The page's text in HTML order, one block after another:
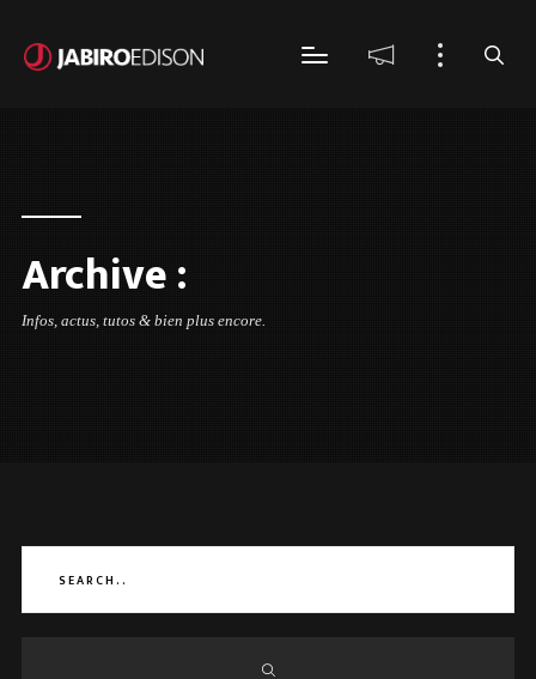
Archive :
Infos, actus, tutos & bien plus encore.